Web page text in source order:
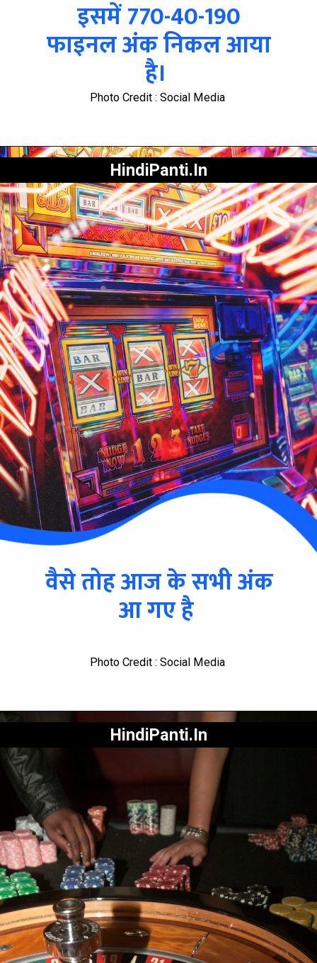
इसमें 770-40-190
फाइनल अंक निकल आया
है।
Photo Credit : Social Media
वैसे तोह आज के सभी अंक
आ गए है
HindiPanti.In
Photo Credit : Social Media
HindiPanti.In